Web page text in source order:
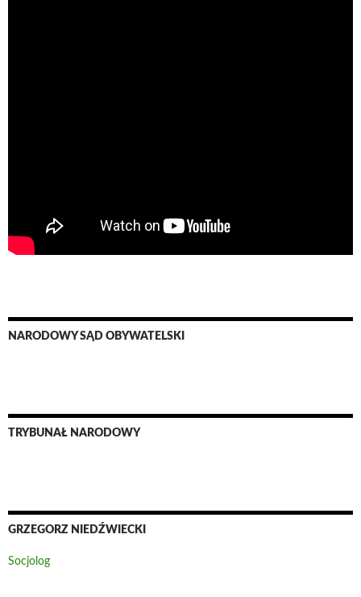
NARODOWY SĄD OBYWATELSKI
TRYBUNAŁ NARODOWY
GRZEGORZ NIEDŹWIECKI
Socjolog